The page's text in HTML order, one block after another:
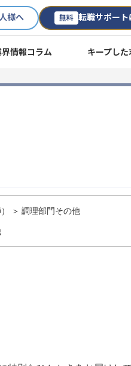
様へ 無料 転職サポート
情報コラム キープした
＞ 調理部門その他